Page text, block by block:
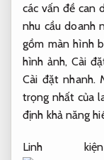
các vấn đề can
nhu cầu doanh
gồm màn hình
hình ảnh,Cài
Cài đặt nhanh.
trọng nhất của
định khả năng
Linh